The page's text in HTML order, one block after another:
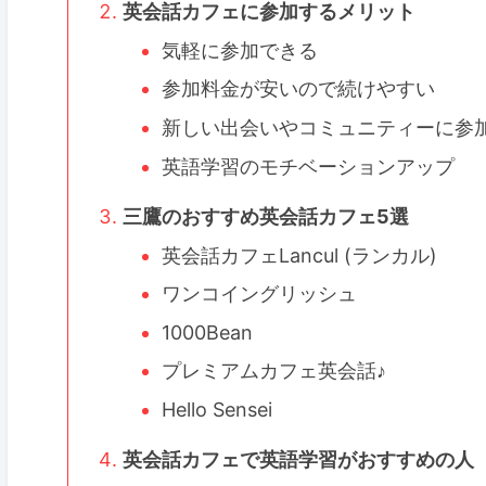
英会話カフェに参加するメリット
気軽に参加できる
参加料金が安いので続けやすい
新しい出会いやコミュニティーに参
英語学習のモチベーションアップ
三鷹のおすすめ英会話カフェ5選
英会話カフェLancul (ランカル)
ワンコイングリッシュ
1000Bean
プレミアムカフェ英会話♪
Hello Sensei
英会話カフェで英語学習がおすすめの人